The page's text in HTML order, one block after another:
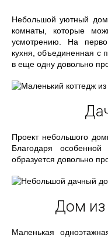
Небольшой уютный
комнаты, которые
усмотрению. На
кухня, объединенная с
в еще одну довольно
Проект небольшого
Благодаря
образуется довольно
Дом из
Маленькая